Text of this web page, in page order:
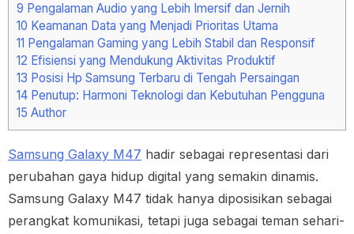
9 Pengalaman Audio yang Lebih Imersif dan Jernih
10 Keamanan Data yang Menjadi Prioritas Utama
11 Pengalaman Gaming yang Lebih Stabil dan Responsif
12 Efisiensi yang Mendukung Aktivitas Produktif
13 Posisi Hp Samsung Terbaru di Tengah Persaingan
14 Penutup: Harmoni Teknologi dan Kebutuhan Pengguna
15 Author
Samsung Galaxy M47 hadir sebagai representasi dari
perubahan gaya hidup digital yang semakin dinamis.
Samsung Galaxy M47 tidak hanya diposisikan sebagai
perangkat komunikasi, tetapi juga sebagai teman sehari-